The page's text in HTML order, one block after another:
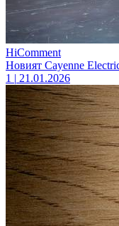
HiComment
Новият Cayenne
1 | 21.01.2026